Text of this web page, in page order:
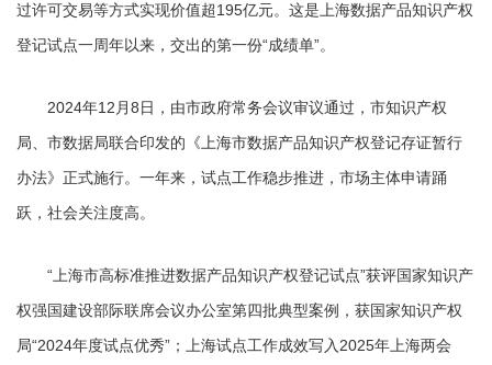
过许可交易等方式实现价值超195亿元。这是上海数据产品知识产权
登记试点一周年以来，交出的第一份“成绩单”。
2024年12月8日，由市政府常务会议审议通过，市知识产权
局、市数据局联合印发的《上海市数据产品知识产权登记存证暂行
办法》正式施行。一年来，试点工作稳步推进，市场主体申请踊
跃，社会关注度高。
“上海市高标准推进数据产品知识产权登记试点”获评国家知识产
权强国建设部际联席会议办公室第四批典型案例，获国家知识产权
局“2024年度试点优秀”；上海试点工作成效写入2025年上海两会